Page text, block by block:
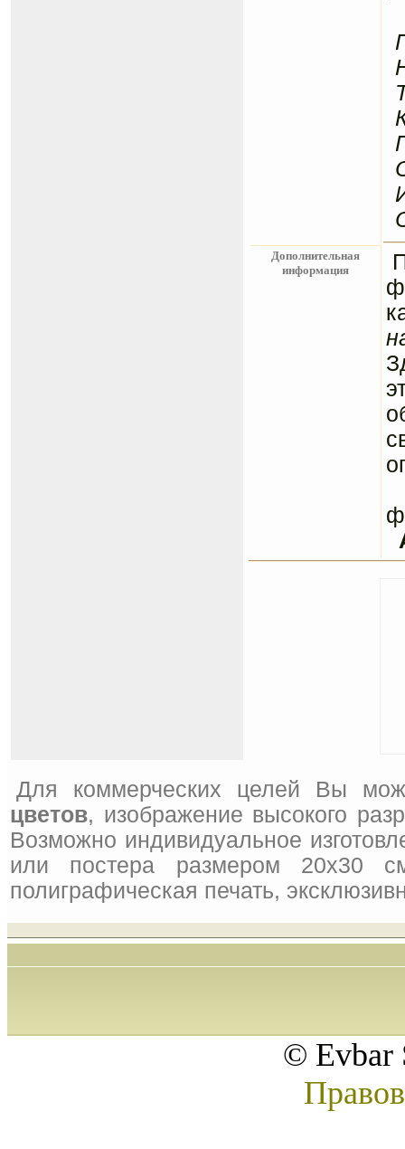
Дополнительная
информация
Для коммерческих целей Вы
цветов, изображение высокого
Возможно индивидуальное
или постера размером 20x30
полиграфическая печать,
© Evbar